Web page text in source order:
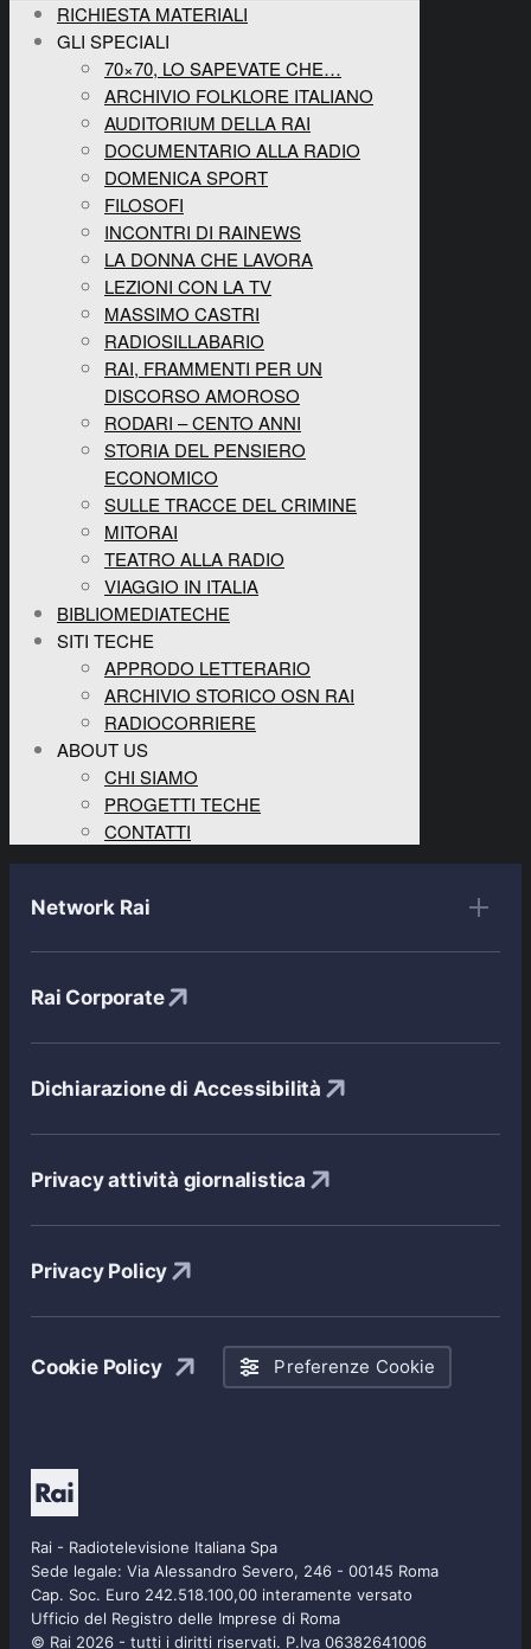
RICHIESTA MATERIALI
GLI SPECIALI
70×70, LO SAPEVATE CHE…
ARCHIVIO FOLKLORE ITALIANO
AUDITORIUM DELLA RAI
DOCUMENTARIO ALLA RADIO
DOMENICA SPORT
FILOSOFI
INCONTRI DI RAINEWS
LA DONNA CHE LAVORA
LEZIONI CON LA TV
MASSIMO CASTRI
RADIOSILLABARIO
RAI, FRAMMENTI PER UN
DISCORSO AMOROSO
RODARI – CENTO ANNI
STORIA DEL PENSIERO
ECONOMICO
SULLE TRACCE DEL CRIMINE
MITORAI
TEATRO ALLA RADIO
VIAGGIO IN ITALIA
BIBLIOMEDIATECHE
SITI TECHE
APPRODO LETTERARIO
ARCHIVIO STORICO OSN RAI
RADIOCORRIERE
ABOUT US
CHI SIAMO
PROGETTI TECHE
CONTATTI